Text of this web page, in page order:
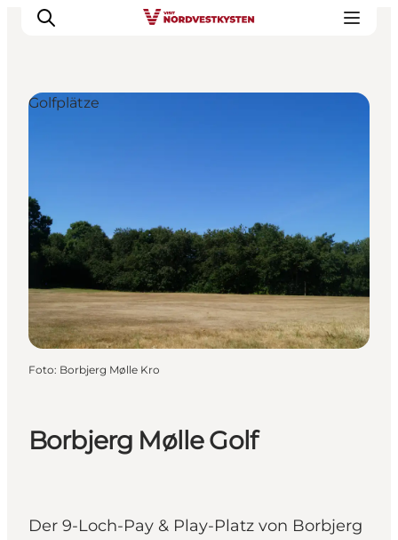
Events
Unterkunft
Mach deine Urlaubsplanung
Borbjerg Mølle Golf
Der 9-Loch-Pay & Play-Platz von Borbjerg
Golfplätze
Foto: Borbjerg Mølle Kro